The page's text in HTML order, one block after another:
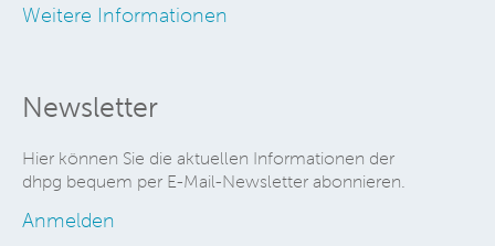
Weitere Informationen
Newsletter
Hier können Sie die aktuellen Informationen der
dhpg bequem per E-Mail-Newsletter abonnieren.
Anmelden